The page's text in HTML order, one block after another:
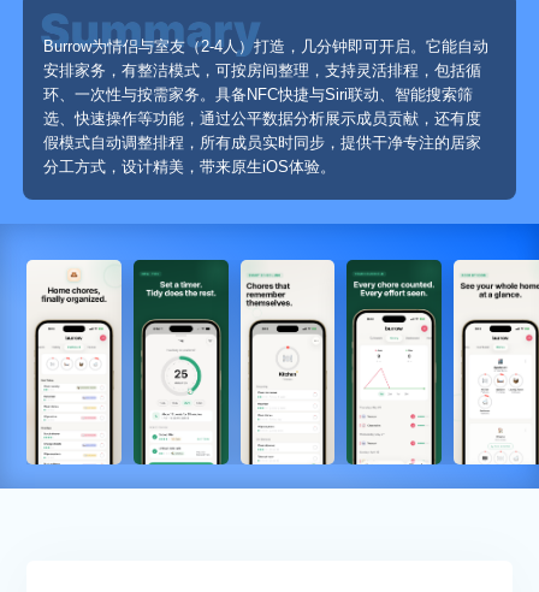
Burrow为情侣与室友（2-4人）打造，几分钟即可开启。它能自动
安排家务，有整洁模式，可按房间整理，支持灵活排程，包括循
环、一次性与按需家务。具备NFC快捷与Siri联动、智能搜索筛
选、快速操作等功能，通过公平数据分析展示成员贡献，还有度
假模式自动调整排程，所有成员实时同步，提供干净专注的居家
分工方式，设计精美，带来原生iOS体验。